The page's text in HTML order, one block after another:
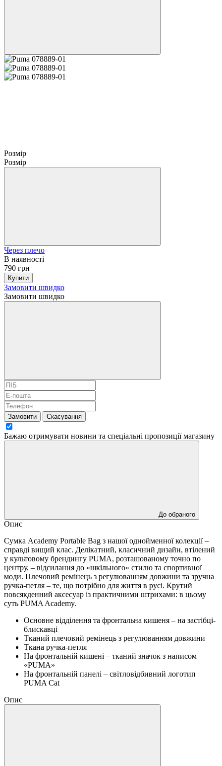
Розмір
Розмір
Через плечо
В наявності
790 грн
Купити
Замовити швидко
Замовити швидко
Замовити Скасування
Бажаю отримувати новини та спеціальні пропозиціїмагазину
До обраного
Опис
Сумка Academy Portable Bag з нашої однойменної колекції –
справді вищий клас. Делікатний, класичний дизайн, втілений
у культовому брендингу PUMA, розташованому точно по
центру, – відсилання до «шкільного» стилю та спортивної
моди. Плечовий ремінець з регулюванням довжини та зручна
ручка-петля – те, що потрібно для життя в русі. Крутий
повсякденний аксесуар із практичними штрихами: в цьому
суть PUMA Academy.
Основне відділення та фронтальна кишеня – на застібці-
блискавці
Тканий плечовий ремінець з регулюванням довжини
Ткана ручка-петля
На фронтальній кишені – тканий значок з написом
«PUMA»
На фронтальній панелі – світловідбивний логотип
PUMA Cat
Опис